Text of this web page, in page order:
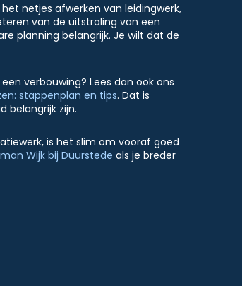
netjes afwerken van leidingwerk,
van de uitstraling van een
planning belangrijk. Je wilt dat de
verbouwing? Lees dan ook ons
stappenplan en tips. Dat is
belangrijk zijn.
is het slim om vooraf goed
Wijk bij Duurstede als je breder